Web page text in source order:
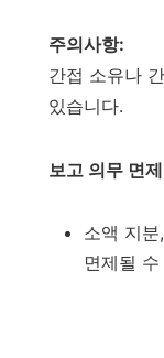
주의사항:
간접 소유나
있습니다.
보고 의무 면
소액 지
면제될